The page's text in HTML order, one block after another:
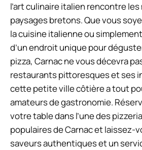
l’art culinaire italien rencontre
paysages bretons. Que vous
la cuisine italienne ou
d’un endroit unique pour
pizza, Carnac ne vous décevra
restaurants pittoresques et ses
cette petite ville côtière a tout
amateurs de gastronomie.
votre table dans l’une des
populaires de Carnac et laissez-
saveurs authentiques et un